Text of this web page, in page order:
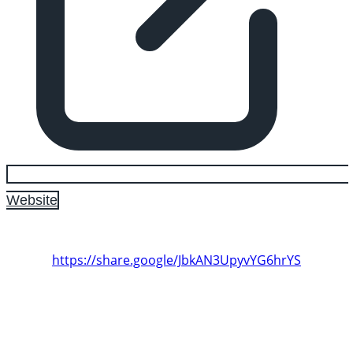
Website
https://share.google/JbkAN3UpyvYG6hrYS